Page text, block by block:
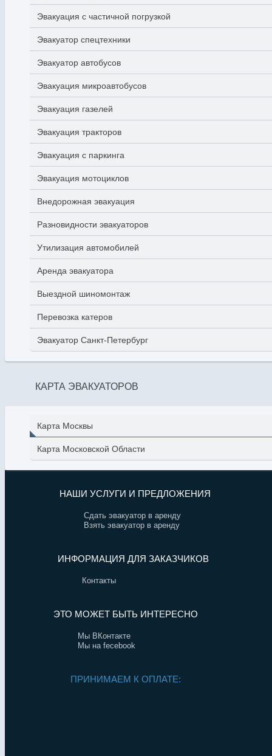
Эвакуация с частичной погрузкой
Эвакуатор спецтехники
Эвакуатор автобусов
Эвакуация микроавтобусов
Эвакуация газелей
Эвакуация тракторов
Эвакуация с паркинга
Эвакуация мотоциклов
Внедорожная эвакуация
Разновидности эвакуаторов
Утилизация автомобилей
Аренда эвакуатора
Выездной шиномонтаж
Перевозка катеров
Эвакуатор Санкт-Петербург
КАРТА ЭВАКУАТОРОВ
Карта Москвы
Карта Московской Области
НАШИ УСЛУГИ И ПРЕДЛОЖЕНИЯ
Сдать эвакуатор в аренду
Взять эвакуатор в аренду
ИНФОРМАЦИЯ ДЛЯ ЗАКАЗЧИКОВ
Контакты
ЭТО МОЖЕТ БЫТЬ ИНТЕРЕСНО
Мы ВКонтакте
Мы на fecebook
ПРИНИМАЕМ К ОПЛАТЕ: